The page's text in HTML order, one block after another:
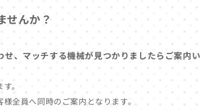
せんか？
、マッチする機械が見つかりましたらご案内
。
全員へ同時のご案内となります。